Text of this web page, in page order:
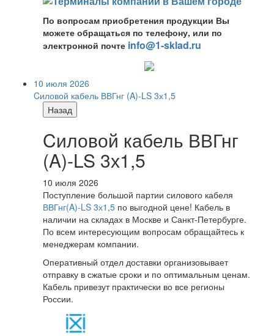
По вопросам приобретения продукции Вы
можете обращаться по телефону, или по
электронной почте info@1-sklad.ru
10 июля 2026
Cиловой кабель ВВГнг (A)-LS 3х1,5
Назад
Cиловой кабель ВВГнг
(A)-LS 3х1,5
10 июля 2026
Поступление большой партии силового кабеля
ВВГнг(A)-LS 3х1,5 по выгодной цене! Кабель в
наличии на складах в Москве и Санкт-Петербурге.
По всем интересующим вопросам обращайтесь к
менеджерам компании.
Оперативный отдел доставки организовывает
отправку в сжатые сроки и по оптимальным ценам.
Кабель привезут практически во все регионы
России.